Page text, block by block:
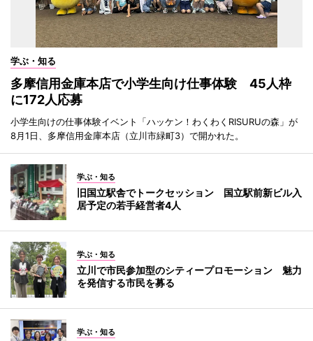
学ぶ・知る
多摩信用金庫本店で小学生向け仕事体験 45人枠
に172人応募
小学生向けの仕事体験イベント「ハッケン！わくわくRISURUの森」が
8月1日、多摩信用金庫本店（立川市緑町3）で開かれた。
学ぶ・知る
旧国立駅舎でトークセッション 国立駅前新ビル入
居予定の若手経営者4人
学ぶ・知る
立川で市民参加型のシティープロモーション 魅力
を発信する市民を募る
学ぶ・知る